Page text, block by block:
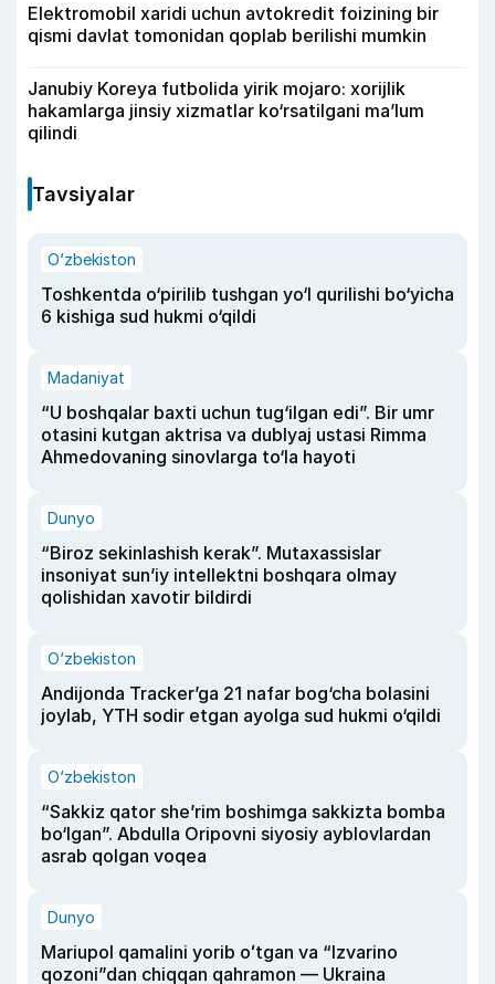
Elektromobil xaridi uchun avtokredit foizining bir
qismi davlat tomonidan qoplab berilishi mumkin
Janubiy Koreya futbolida yirik mojaro: xorijlik
hakamlarga jinsiy xizmatlar ko‘rsatilgani ma’lum
qilindi
Tavsiyalar
O‘zbekiston
Toshkentda o‘pirilib tushgan yo‘l qurilishi bo‘yicha
6 kishiga sud hukmi o‘qildi
Madaniyat
“U boshqalar baxti uchun tug‘ilgan edi”. Bir umr
otasini kutgan aktrisa va dublyaj ustasi Rimma
Ahmedovaning sinovlarga to‘la hayoti
Dunyo
“Biroz sekinlashish kerak”. Mutaxassislar
insoniyat sun’iy intellektni boshqara olmay
qolishidan xavotir bildirdi
O‘zbekiston
Andijonda Tracker’ga 21 nafar bog‘cha bolasini
joylab, YTH sodir etgan ayolga sud hukmi o‘qildi
O‘zbekiston
“Sakkiz qator she’rim boshimga sakkizta bomba
bo‘lgan”. Abdulla Oripovni siyosiy ayblovlardan
asrab qolgan voqea
Dunyo
Mariupol qamalini yorib oʻtgan va “Izvarino
qozoni”dan chiqqan qahramon — Ukraina